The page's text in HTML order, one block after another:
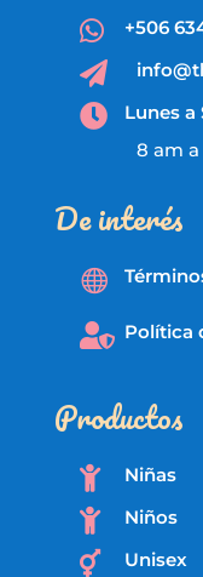
 +506


Lunes a
8 am
De interés

 Política
Productos
 Niñas
 Niños
 Unisex